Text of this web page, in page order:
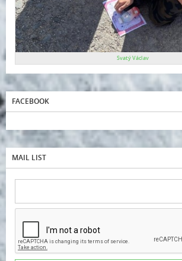
Svatý Václav
FACEBOOK
MAIL LIST